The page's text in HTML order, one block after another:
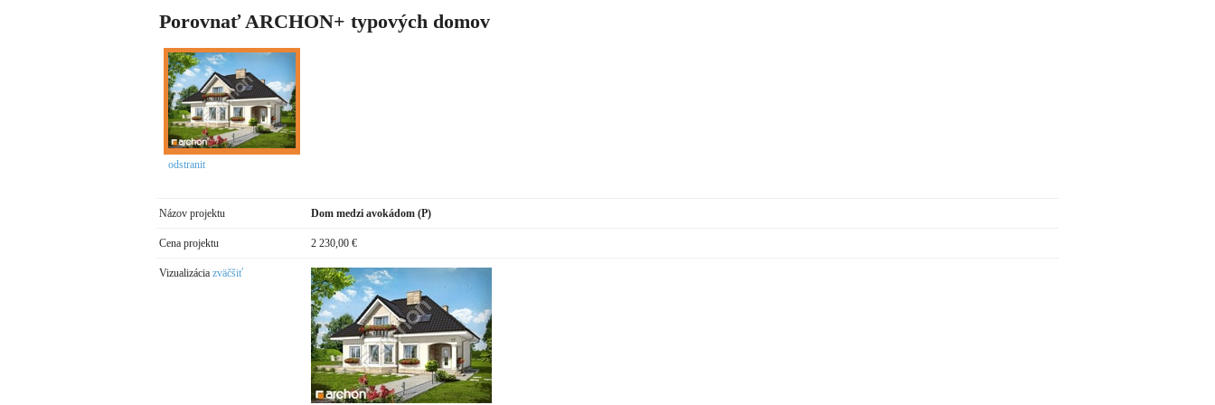
Porovnať ARCHON+ typových domov
odstranit
Názov projektu Dom medzi avokádom (P)
Cena projektu 2 230,00 €
Vizualizácia zväčšiť